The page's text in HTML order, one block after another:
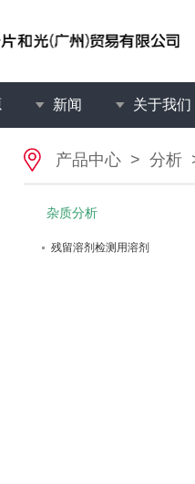
新闻 关于我们
产品中心 > 分析
杂质分析
残留溶剂检测用溶剂